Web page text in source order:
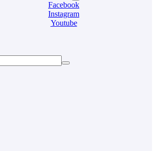
Facebook
Instagram
Youtube